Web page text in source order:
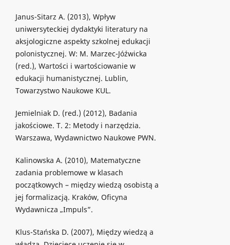
Janus-Sitarz A. (2013), Wpływ
uniwersyteckiej dydaktyki literatury na
aksjologiczne aspekty szkolnej edukacji
polonistycznej. W: M. Marzec-Jóźwicka
(red.), Wartości i wartościowanie w
edukacji humanistycznej. Lublin,
Towarzystwo Naukowe KUL.
Jemielniak D. (red.) (2012), Badania
jakościowe. T. 2: Metody i narzędzia.
Warszawa, Wydawnictwo Naukowe PWN.
Kalinowska A. (2010), Matematyczne
zadania problemowe w klasach
początkowych – między wiedzą osobistą a
jej formalizacją. Kraków, Oficyna
Wydawnicza „Impuls”.
Klus-Stańska D. (2007), Między wiedzą a